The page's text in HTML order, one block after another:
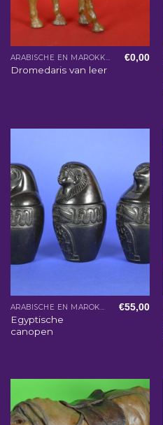
ARABISCHE EN MAROKKAANSE WOONACCESSOIRES
Dromedaris van leer
€0,00
ARABISCHE EN MAROKKAANSE WOONACCESSOIRES
Egyptische
canopen
€55,00